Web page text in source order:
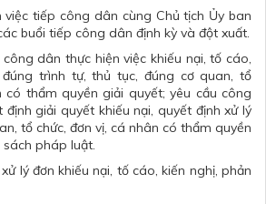
việc tiếp công dân cùng Chủ tịch Ủy ban
buổi tiếp công dân định kỳ và đột xuất.
dân thực hiện việc khiếu nại, tố cáo,
trình tự, thủ tục, đúng cơ quan, tổ
có thẩm quyền giải quyết; yêu cầu công
giải quyết khiếu nại, quyết định xử lý
tổ chức, đơn vị, cá nhân có thẩm quyền
pháp luật.
lý đơn khiếu nại, tố cáo, kiến nghị, phản